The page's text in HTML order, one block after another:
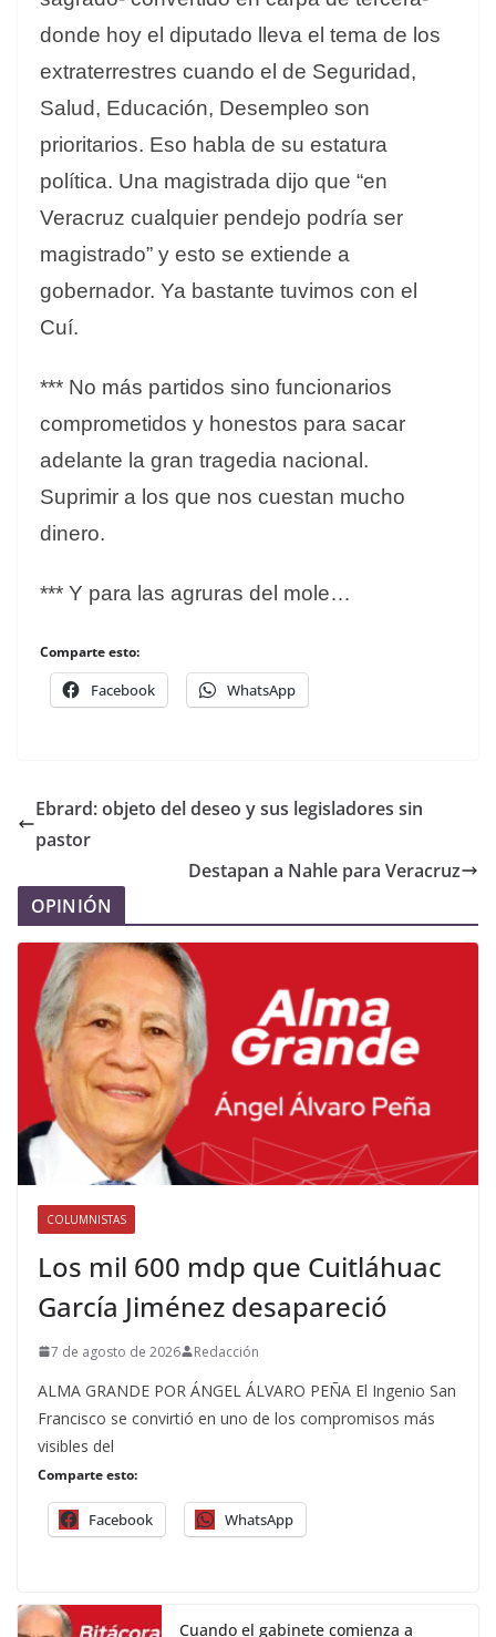
donde hoy el diputado lleva el tema de los
extraterrestres cuando el de Seguridad,
Salud, Educación, Desempleo son
prioritarios. Eso habla de su estatura
política. Una magistrada dijo que “en
Veracruz cualquier pendejo podría ser
magistrado” y esto se extiende a
gobernador. Ya bastante tuvimos con el
Cuí.
*** No más partidos sino funcionarios
comprometidos y honestos para sacar
adelante la gran tragedia nacional.
Suprimir a los que nos cuestan mucho
dinero.
*** Y para las agruras del mole…
Comparte esto:
Facebook WhatsApp
Ebrard: objeto del deseo y sus legisladores sin
pastor
Destapan a Nahle para Veracruz
OPINIÓN
COLUMNISTAS
Los mil 600 mdp que Cuitláhuac
García Jiménez desapareció
7 de agosto de 2026 Redacción
ALMA GRANDE POR ÁNGEL ÁLVARO PEÑA El Ingenio San
Francisco se convirtió en uno de los compromisos más
visibles del
Comparte esto:
Facebook WhatsApp
Cuando el gabinete comienza a